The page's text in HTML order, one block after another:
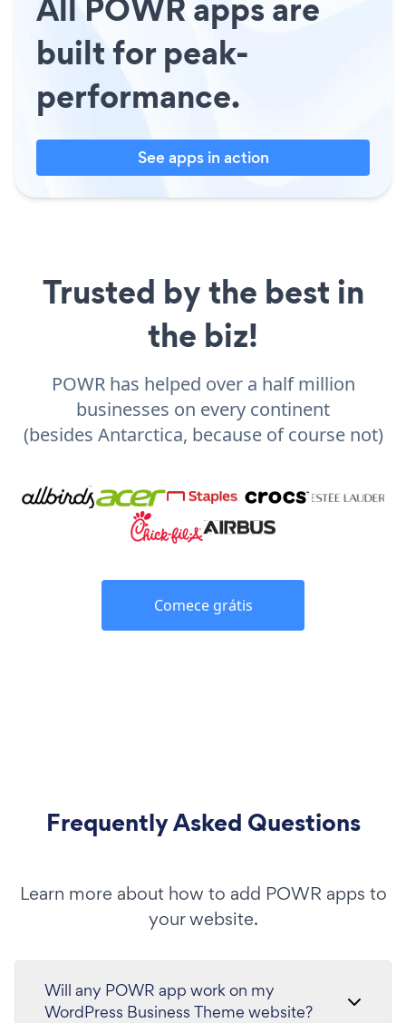
built for peak-
performance.
See apps in action
Trusted by the best in
the biz!
POWR has helped over a half million
businesses on every continent
(besides Antarctica, because of course not)
Comece grátis
Frequently Asked Questions
Learn more about how to add POWR apps to
your website.
Will any POWR app work on my
WordPress Business Theme website?